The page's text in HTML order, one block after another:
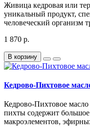
Живица кедровая или
уникальный продукт,
человеческий организм
1 870 р.
В корзину
Кедрово-Пихтовое
Кедрово-Пихтовое
пихты содержит
макроэлементов,